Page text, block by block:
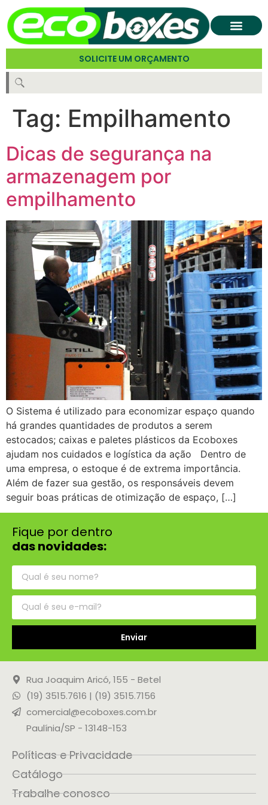
SOLICITE UM ORÇAMENTO
Tag: Empilhamento
Dicas de segurança na
armazenagem por
empilhamento
O Sistema é utilizado para economizar espaço quando
há grandes quantidades de produtos a serem
estocados; caixas e paletes plásticos da Ecoboxes
ajudam nos cuidados e logística da ação Dentro de
uma empresa, o estoque é de extrema importância.
Além de fazer sua gestão, os responsáveis devem
seguir boas práticas de otimização de espaço, […]
Fique por dentro
das novidades:
Enviar
Rua Joaquim Aricó, 155 - Betel
(19) 3515.7616 | (19) 3515.7156
comercial@ecoboxes.com.br
Paulínia/SP - 13148-153
Políticas e Privacidade
Catálogo
Trabalhe conosco